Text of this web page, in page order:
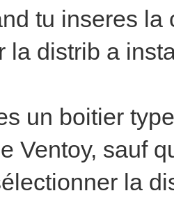
tu inseres
la distrib a
un boitier
Ventoy, sauf
la